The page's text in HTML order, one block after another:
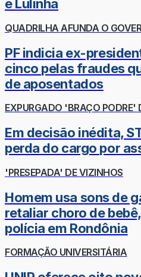
e Lulinha
QUADRILHA AFUNDA O
PF indicia ex-
cinco pelas fraudes
de aposentados
EXPURGADO 'BRAÇO PODRE'
Em decisão inédita,
perda do cargo por
'PRESEPADA' DE VIZINHOS
Homem usa sons de
retaliar choro de
polícia em Rondônia
FORMAÇÃO UNIVERSITÁRIA